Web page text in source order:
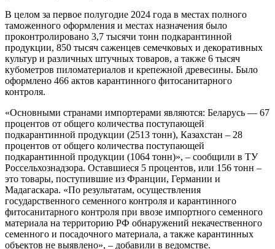
В целом за первое полугодие 2024 года в местах полного
таможенного оформления и местах назначения было
проконтролировано 3,7 тысячи тонн подкарантинной
продукции, 850 тысяч саженцев семечковых и декоративных
культур и различных штучных товаров, а также 6 тысяч
кубометров пиломатериалов и крепежной древесины. Было
оформлено 466 актов карантинного фитосанитарного
контроля.
«Основными странами импортерами являются: Беларусь — 67
процентов от общего количества поступающей
подкарантинной продукции (2513 тонн), Казахстан – 28
процентов от общего количества поступающей
подкарантинной продукции (1064 тонн)», – сообщили в ТУ
Россельхознадзора. Оставшиеся 5 процентов, или 156 тонн –
это товары, поступившие из Франции, Германии и
Мадагаскара. «По результатам, осуществления
государственного семенного контроля и карантинного
фитосанитарного контроля при ввозе импортного семенного
материала на территорию РФ обнаружений некачественного
семенного и посадочного материала, а также карантинных
объектов не выявлено», – добавили в ведомстве.